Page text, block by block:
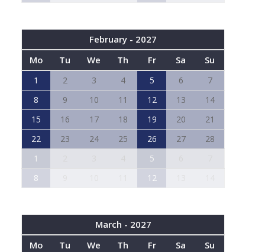
February - 2027
Mo
Tu We Th Fr Sa Su
1 2 3 4 5 6
7
8
9 10 11 12 13
14
15
16 17 18 19 20
21
22
23 24 25 26 27
28
1
5
8
12
March - 2027
Mo
Tu We Th Fr Sa Su